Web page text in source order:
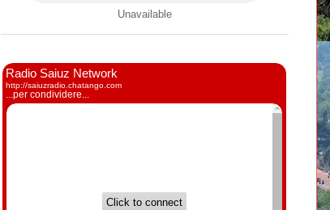
Unavailable